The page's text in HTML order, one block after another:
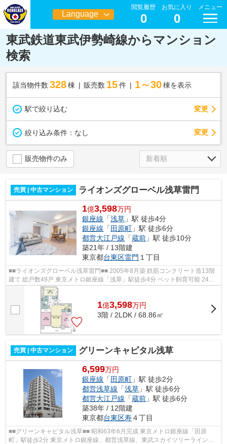
Language
日本語
閲覧履歴
0
お気に入り
0
メニュー
東武鉄道東武伊勢崎線からマンション
検索
該当物件数 328棟 販売数 15 件 1～30 棟を表示
駅で絞り込む 変更
絞り込み条件： なし 変更
販売物件のみ
売買 | 中古マンション ライオンズグローベル浅草雷門
1億3,598万円
銀座線 「浅草 」駅 徒歩4分
銀座線 「 田原町 」駅 徒歩6分
都営大江戸線 「蔵前 」駅 徒歩10分
築21年 / 13階建
東京都台東区雷門 １丁目
■■ライオンズグローベル浅草雷門■■ 2005年8月築 鉄筋コンクリート造13階
建て 総戸数49戸 東京メトロ銀座線「浅草」駅徒歩4分 ペット飼育可能 24時
間ゴミ出し可能 オートロック 宅配...
1億3,598万円
3階 / 2LDK / 68.86㎡
売買 | 中古マンション グリーンキャピタル浅草
6,599万円
銀座線 「 田原町 」駅 徒歩2分
都営浅草線 「浅草 」駅 徒歩6分
都営大江戸線 「蔵前 」駅 徒歩6分
築38年 / 12階建
東京都台東区寿４丁目
■■グリーンキャピタル浅草■■ 昭和63年6月完成 東京メトロ銀座線「田原
町」駅徒歩2分 東京メトロ銀座線、都営浅草線、東武スカイツリーライン